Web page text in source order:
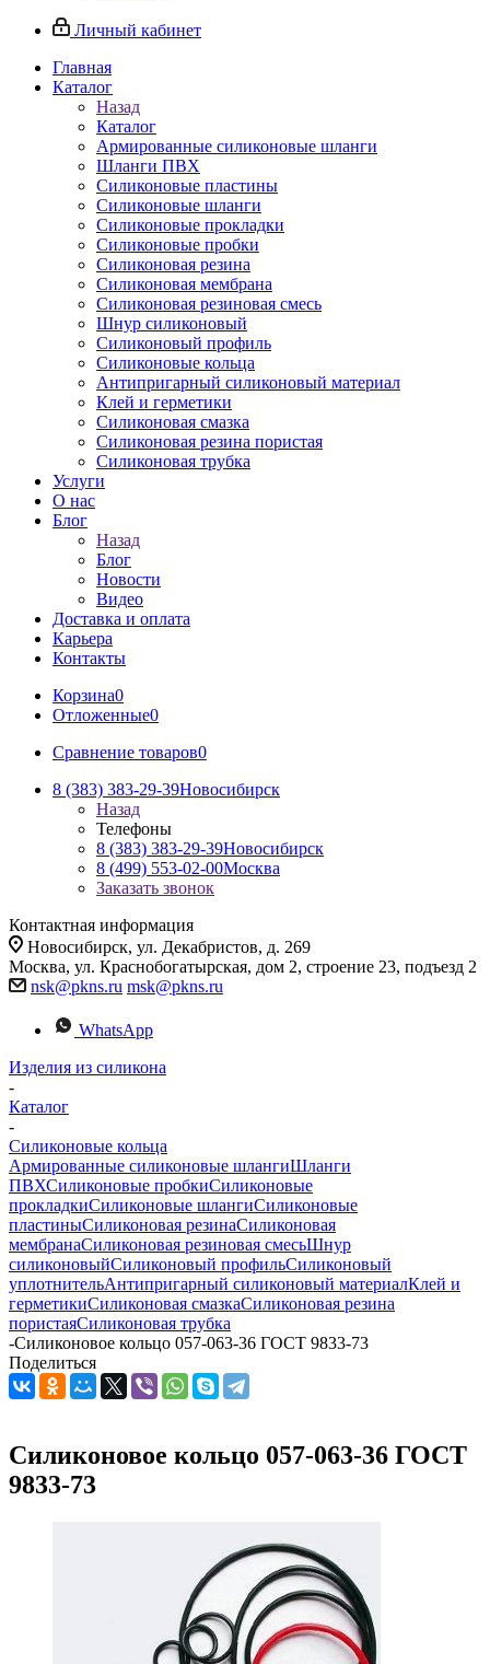
Личный кабинет
Главная
Каталог
Назад
Каталог
Армированные силиконовые шланги
Шланги ПВХ
Силиконовые пластины
Силиконовые шланги
Силиконовые прокладки
Силиконовые пробки
Силиконовая резина
Силиконовая мембрана
Силиконовая резиновая смесь
Шнур силиконовый
Силиконовый профиль
Силиконовые кольца
Антипригарный силиконовый материал
Клей и герметики
Силиконовая смазка
Силиконовая резина пористая
Силиконовая трубка
Услуги
О нас
Блог
Назад
Блог
Новости
Видео
Доставка и оплата
Карьера
Контакты
Корзина0
Отложенные0
Сравнение товаров0
8 (383) 383-29-39Новосибирск
Назад
Телефоны
8 (383) 383-29-39Новосибирск
8 (499) 553-02-00Москва
Заказать звонок
Контактная информация
Новосибирск, ул. Декабристов, д. 269
Москва, ул. Краснобогатырская, дом 2, строение 23, подъезд 2
nsk@pkns.ru msk@pkns.ru
WhatsApp
Изделия из силикона
-
Каталог
-
Силиконовые кольца
Армированные силиконовые шлангиШланги
ПВХСиликоновые пробкиСиликоновые
прокладкиСиликоновые шлангиСиликоновые
пластиныСиликоновая резинаСиликоновая
мембранаСиликоновая резиновая смесьШнур
силиконовыйСиликоновый профильСиликоновый
уплотнительАнтипригарный силиконовый материалКлей и
герметикиСиликоновая смазкаСиликоновая резина
пористаяСиликоновая трубка
-Силиконовое кольцо 057-063-36 ГОСТ 9833-73
Поделиться
Силиконовое кольцо 057-063-36 ГОСТ
9833-73